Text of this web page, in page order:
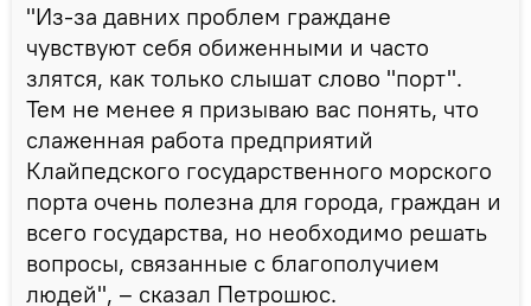
"Из-за давних проблем граждане
чувствуют себя обиженными и часто
злятся, как только слышат слово "порт".
Тем не менее я призываю вас понять, что
слаженная работа предприятий
Клайпедского государственного морского
порта очень полезна для города, граждан и
всего государства, но необходимо решать
вопросы, связанные с благополучием
людей", – сказал Петрошюс.